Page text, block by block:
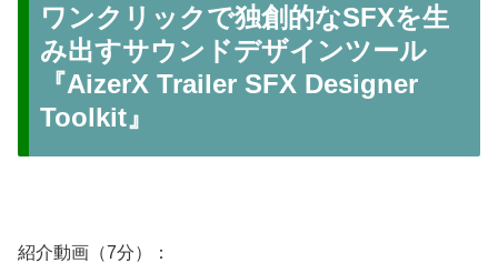
ワンクリックで独創的なSFXを生
み出すサウンドデザインツール
『AizerX Trailer SFX Designer
Toolkit』
紹介動画（7分）：